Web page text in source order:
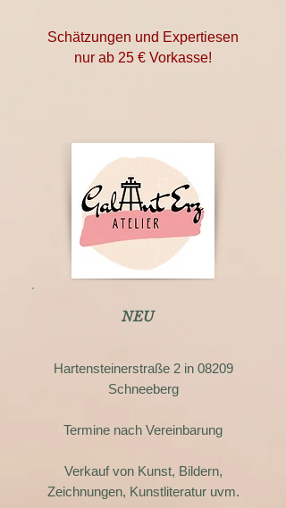
Schätzungen und Expertiesen
nur ab 25 € Vorkasse!
NEU
Hartensteinerstraße 2 in 08209
Schneeberg
Termine nach Vereinbarung
Verkauf von Kunst, Bildern,
Zeichnungen, Kunstliteratur uvm.​​